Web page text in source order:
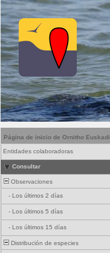
Página de inicio de Ornitho Euskadi
Entidades colaboradoras
Consultar
Observaciones
- Los últimos 2 días
- Los últimos 5 días
- Los últimos 15 días
Distribución de especies